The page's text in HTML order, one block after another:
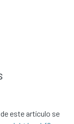
este artículo se